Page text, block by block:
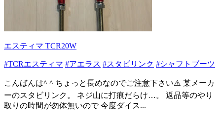
エスティマ TCR20W
#TCRエスティマ #アエラス #スタビリンク #シャフトブーツ
こんばんは^ ^ ちょっと長めなのでご注意下さい⚠️ 某メーカ
ーのスタビリンク。 ネジ山に打痕だらけ…。 返品等のやり
取りの時間が勿体無いので 今度ダイス...